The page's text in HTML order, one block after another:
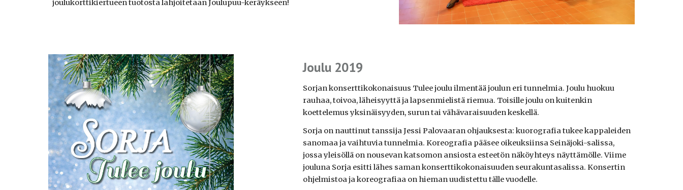
joulukorttikiertueen tuotosta lahjoitetaan Joulupuu-keräykseen!
Joulu 2019
Sorjan konserttikokonaisuus Tulee joulu ilmentää joulun eri tunnelmia. Joulu huokuu
rauhaa, toivoa, läheisyyttä ja lapsenmielistä riemua. Toisille joulu on kuitenkin
koettelemus yksinäisyyden, surun tai vähävaraisuuden keskellä.
Sorja on nauttinut tanssija Jessi Palovaaran ohjauksesta: kuorografia tukee kappaleiden
sanomaa ja vaihtuvia tunnelmia. Koreografia pääsee oikeuksiinsa Seinäjoki-salissa,
jossa yleisöllä on nousevan katsomon ansiosta esteetön näköyhteys näyttämölle. Viime
jouluna Sorja esitti lähes saman konserttikokonaisuuden seurakuntasalissa. Konsertin
ohjelmistoa ja koreografiaa on hieman uudistettu tälle vuodelle.